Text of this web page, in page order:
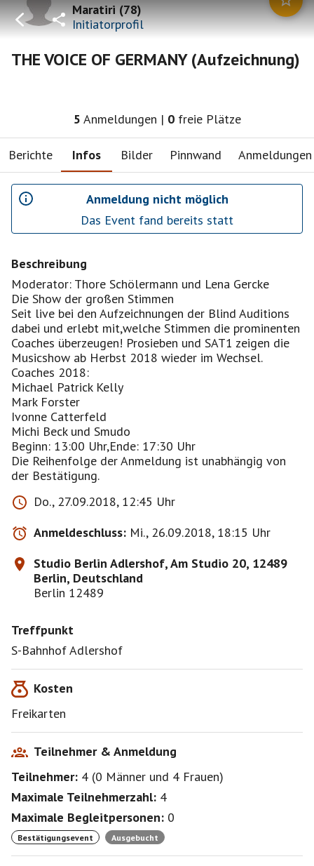
Maratiri(78)
Initiatorprofil
THE VOICE OF GERMANY (Aufzeichnung)
5 Anmeldungen | 0 freie Plätze
Berichte Infos Bilder Pinnwand Anmeldungen
Anmeldung nicht möglich
Das Event fand bereits statt
Beschreibung
Moderator: Thore Schölermann und Lena Gercke
Die Show der großen Stimmen
Seit live bei den Aufzeichnungen der Blind Auditions
dabei und erlebt mit,welche Stimmen die prominenten
Coaches überzeugen! Prosieben und SAT1 zeigen die
Musicshow ab Herbst 2018 wieder im Wechsel.
Coaches 2018:
Michael Patrick Kelly
Mark Forster
Ivonne Catterfeld
Michi Beck und Smudo
Beginn: 13:00 Uhr,Ende: 17:30 Uhr
Die Reihenfolge der Anmeldung ist unabhängig von
der Bestätigung.
Do., 27.09.2018, 12:45 Uhr
Anmeldeschluss: Mi., 26.09.2018, 18:15 Uhr
Studio Berlin Adlershof, Am Studio 20, 12489
Berlin, Deutschland
Berlin 12489
Treffpunkt
S-Bahnhof Adlershof
Kosten
Freikarten
Teilnehmer & Anmeldung
Teilnehmer: 4 (0 Männer und 4 Frauen)
Maximale Teilnehmerzahl: 4
Maximale Begleitpersonen: 0
Bestätigungsevent Ausgebucht